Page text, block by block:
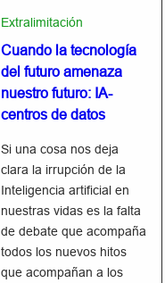
Extralimitación
Cuando la tecnología
del futuro amenaza
nuestro futuro: IA-
centros de datos
Si una cosa nos deja
clara la irrupción de la
Inteligencia artificial en
nuestras vidas es la falta
de debate que acompaña
todos los nuevos hitos
que acompañan a los